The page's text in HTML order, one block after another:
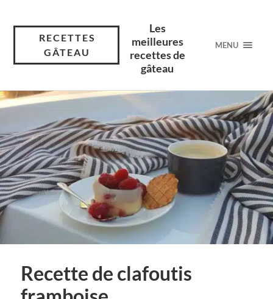
RECETTES
GÂTEAU
Les
meilleures
recettes de
gâteau
MENU
Recette de clafoutis